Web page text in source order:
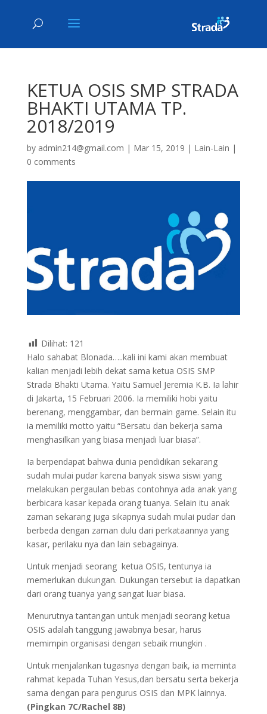
KETUA OSIS SMP STRADA
BHAKTI UTAMA TP.
2018/2019
by admin214@gmail.com | Mar 15, 2019 | Lain-Lain |
0 comments
Dilihat: 121
Halo sahabat Blonada…..kali ini kami akan membuat
kalian menjadi lebih dekat sama ketua OSIS SMP
Strada Bhakti Utama. Yaitu Samuel Jeremia K.B. Ia lahir
di Jakarta, 15 Februari 2006. Ia memiliki hobi yaitu
berenang, menggambar, dan bermain game. Selain itu
ia memiliki motto yaitu “Bersatu dan bekerja sama
menghasilkan yang biasa menjadi luar biasa”.
Ia berpendapat bahwa dunia pendidikan sekarang
sudah mulai pudar karena banyak siswa siswi yang
melakukan pergaulan bebas contohnya ada anak yang
berbicara kasar kepada orang tuanya. Selain itu anak
zaman sekarang juga sikapnya sudah mulai pudar dan
berbeda dengan zaman dulu dari perkataannya yang
kasar, perilaku nya dan lain sebagainya.
Untuk menjadi seorang ketua OSIS, tentunya ia
memerlukan dukungan. Dukungan tersebut ia dapatkan
dari orang tuanya yang sangat luar biasa.
Menurutnya tantangan untuk menjadi seorang ketua
OSIS adalah tanggung jawabnya besar, harus
memimpin organisasi dengan sebaik mungkin .
Untuk menjalankan tugasnya dengan baik, ia meminta
rahmat kepada Tuhan Yesus,dan bersatu serta bekerja
sama dengan para pengurus OSIS dan MPK lainnya.
(Pingkan 7C/Rachel 8B)